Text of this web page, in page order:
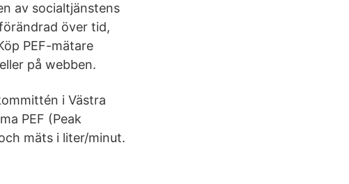
av socialtjänstens
över tid,
PEF-mätare
på webben.
i Västra
PEF (Peak
mäts i liter/minut.